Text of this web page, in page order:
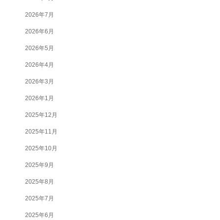
2026年7月
2026年6月
2026年5月
2026年4月
2026年3月
2026年1月
2025年12月
2025年11月
2025年10月
2025年9月
2025年8月
2025年7月
2025年6月